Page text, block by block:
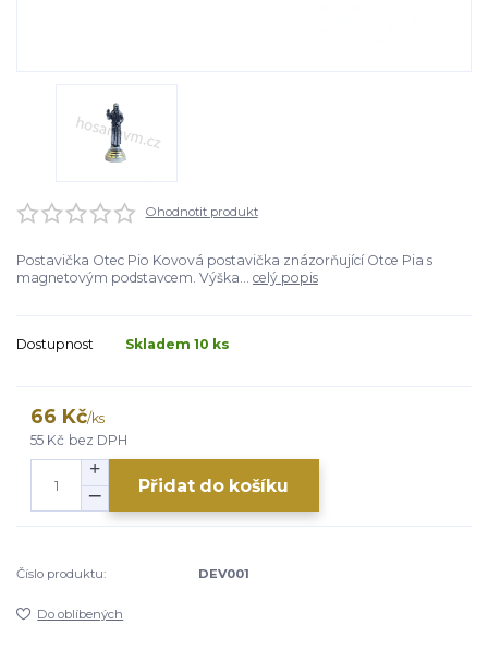
Ohodnotit produkt
Postavička Otec Pio Kovová postavička znázorňující Otce Pia s
magnetovým podstavcem. Výška... celý popis
Dostupnost Skladem 10 ks
66 Kč/ks
55 Kč bez DPH
Přidat do košíku
Číslo produktu: DEV001
Do oblíbených